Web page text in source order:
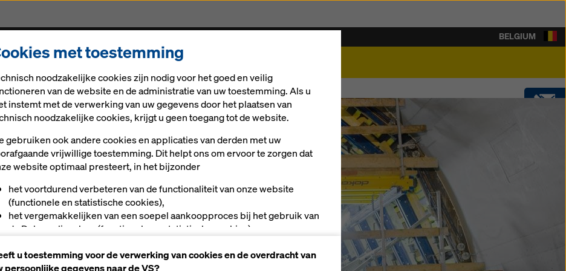
Digitale oplossingen
BELGIUM
met toestemming
noodzakelijke cookies zijn nodig voor het goed en veilig
van de website en de administratie van uw toestemming. Als u
instemt met de verwerking van uw gegevens door het plaatsen van
noodzakelijke cookies, krijgt u geen toegang tot de website.
gebruiken ook andere cookies en applicaties van derden met uw
vrijwillige toestemming. Dit helpt ons om ervoor te zorgen dat
website optimaal presteert, in het bijzonder
het voortdurend verbeteren van de functionaliteit van onze website
(functionele en statistische cookies),
het vergemakkelijken van een soepel aankoopproces bij het gebruik van
de Doka-onlineshop (functionele en statistische cookies),
(marketingcookies).
u toestemming voor de verwerking van cookies en de overdracht van
persoonlijke gegevens naar de VS?